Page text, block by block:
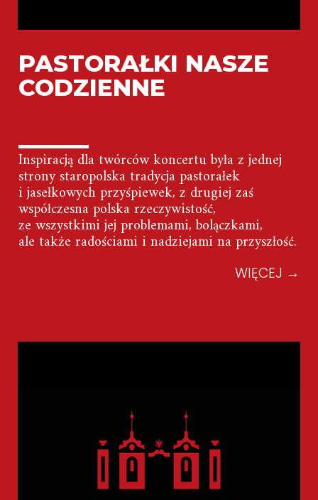
PASTORAŁKI NASZE
CODZIENNE
Inspiracją dla twórców koncertu była z jednej
strony staropolska tradycja pastorałek
i jasełkowych przyśpiewek, z drugiej zaś
współczesna polska rzeczywistość,
ze wszystkimi jej problemami, bolączkami,
ale także radościami i nadziejami na przyszłość.
WIĘCEJ →